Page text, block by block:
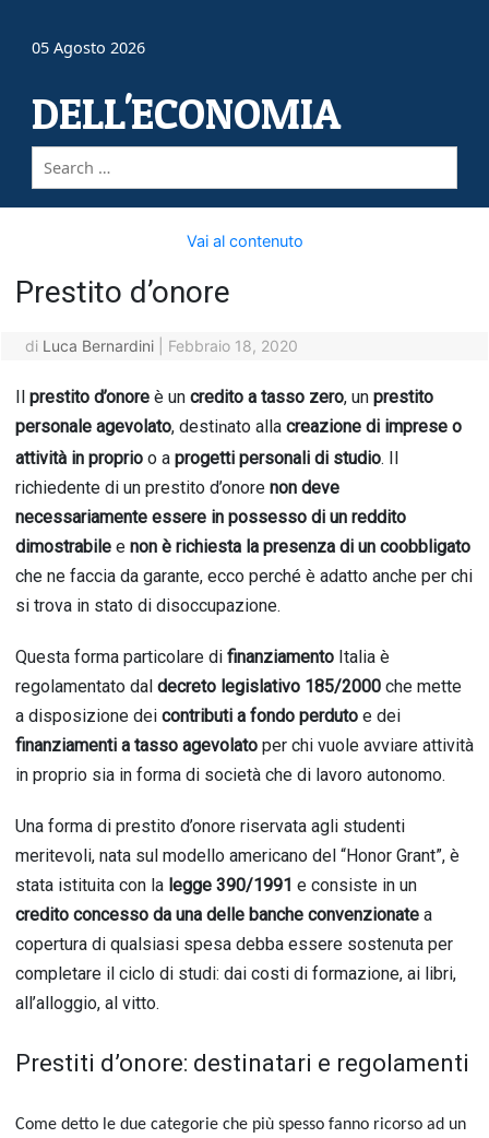
05 Agosto 2026
DELL'ECONOMIA
Vai al contenuto
Prestito d’onore
di Luca Bernardini Febbraio 18, 2020
Il prestito d’onore è un credito a tasso zero, un prestito
personale agevolato, destinato alla creazione di imprese o
attività in proprio o a progetti personali di studio. Il
richiedente di un prestito d’onore non deve
necessariamente essere in possesso di un reddito
dimostrabile e non è richiesta la presenza di un coobbligato
che ne faccia da garante, ecco perché è adatto anche per chi
si trova in stato di disoccupazione.
Questa forma particolare di finanziamento Italia è
regolamentato dal decreto legislativo 185/2000 che mette
a disposizione dei contributi a fondo perduto e dei
finanziamenti a tasso agevolato per chi vuole avviare attività
in proprio sia in forma di società che di lavoro autonomo.
Una forma di prestito d’onore riservata agli studenti
meritevoli, nata sul modello americano del “Honor Grant”, è
stata istituita con la legge 390/1991 e consiste in un
credito concesso da una delle banche convenzionate a
copertura di qualsiasi spesa debba essere sostenuta per
completare il ciclo di studi: dai costi di formazione, ai libri,
all’alloggio, al vitto.
Prestiti d’onore: destinatari e regolamenti
Come detto le due categorie che più spesso fanno ricorso ad un